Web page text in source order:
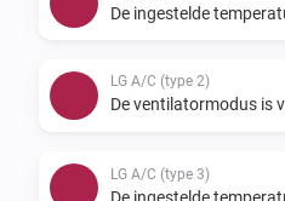
De ingestelde
LG A/C (type 2)
De ventilatormodus is
LG A/C (type 3)
De ingestelde